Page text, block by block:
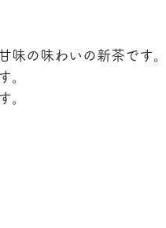
味の味わいの新茶です。
。
。